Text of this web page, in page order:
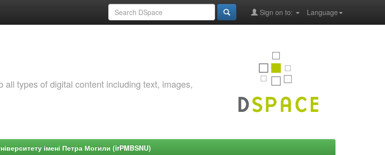
Language
Sign on to:
types of digital content including text, images,
імені Петра Могили (irPMBSNU)